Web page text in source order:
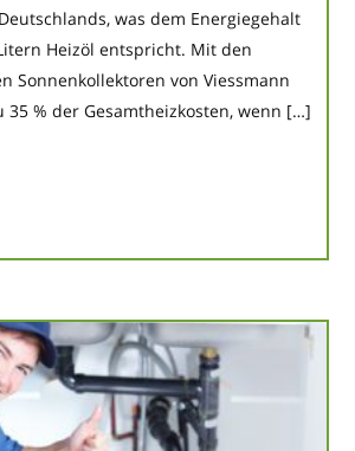
was dem Energiegehalt
Heizöl entspricht. Mit den
Sonnenkollektoren von Viessmann
35 % der Gesamtheizkosten, wenn […]